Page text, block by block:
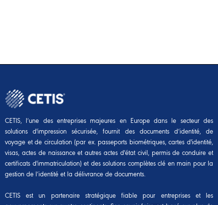
CETIS, l’une des entreprises majeures en Europe dans le secteur des
solutions d'impression sécurisée, fournit des documents d’identité, de
voyage et de circulation (par ex. passeports biométriques, cartes d'identité,
visas, actes de naissance et autres actes d'état civil, permis de conduire et
certificats d'immatriculation) et des solutions complètes clé en main pour la
gestion de l’identité et la délivrance de documents.
CETIS est un partenaire stratégique fiable pour entreprises et les